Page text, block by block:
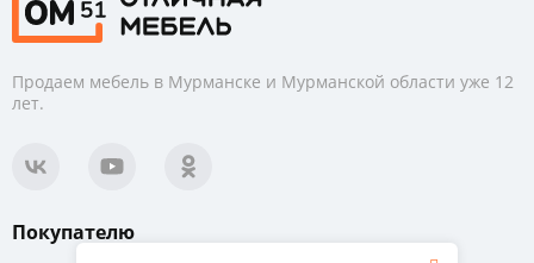
Продаем мебель в Мурманске и Мурманской области уже 12
лет.
Покупателю